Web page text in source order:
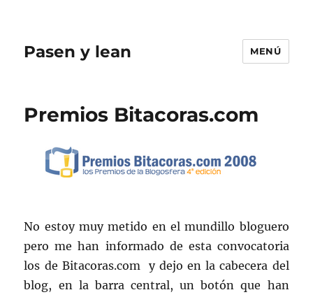
Pasen y lean MENÚ
Premios Bitacoras.com
No estoy muy metido en el mundillo bloguero
pero me han informado de esta convocatoria
los de Bitacoras.com y dejo en la cabecera del
blog, en la barra central, un botón que han